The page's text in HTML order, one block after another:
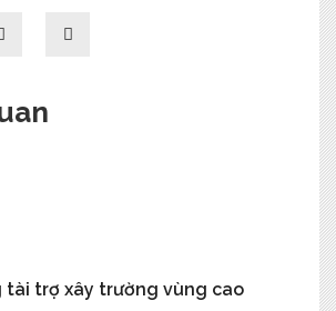
tài trợ xây trường vùng cao